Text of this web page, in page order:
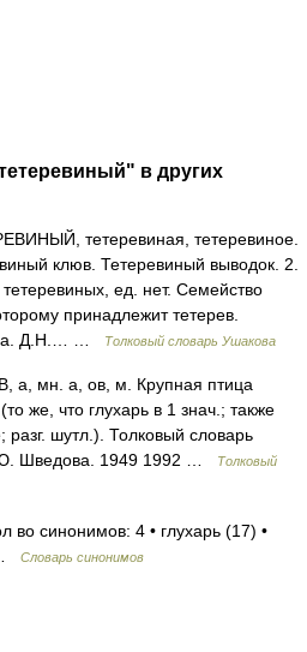
в других
тетеревиная, тетеревиное.
клюв. Тетеревиный выводок. 2.
ед. нет. Семейство
принадлежит тетерев.
Д.Н.… …
Толковый словарь Ушакова
а, мн. а, ов, м. Крупная птица
же, что глухарь в 1 знач.; также
разг. шутл.). Толковый словарь
Шведова. 1949 1992 …
Толковый
во синонимов: 4 • глухарь (17) •
Словарь синонимов